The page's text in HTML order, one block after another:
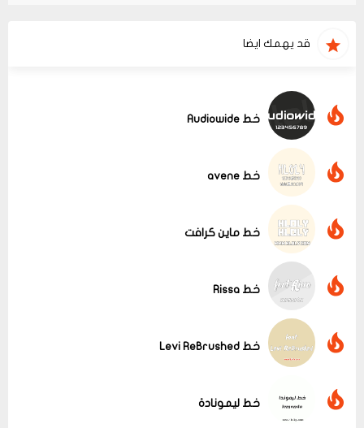
قد يهمك ايضا
عرض الكل
خط Audiowide
خط avene
خط ماين كرافت
خط Rissa
خط Levi ReBrushed
خط ليمونادة